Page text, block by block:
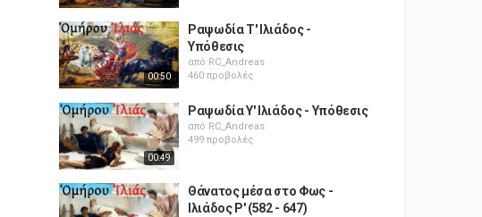
00:50
Ραψωδία Τ' Ιλιάδος -
Υπόθεσις
από RC_Andreas
460 προβολές
00:49
Ραψωδία Υ' Ιλιάδος - Υπόθεσις
από RC_Andreas
499 προβολές
Θάνατος μέσα στο Φως -
Ιλιάδος Ρ' (582 - 647)